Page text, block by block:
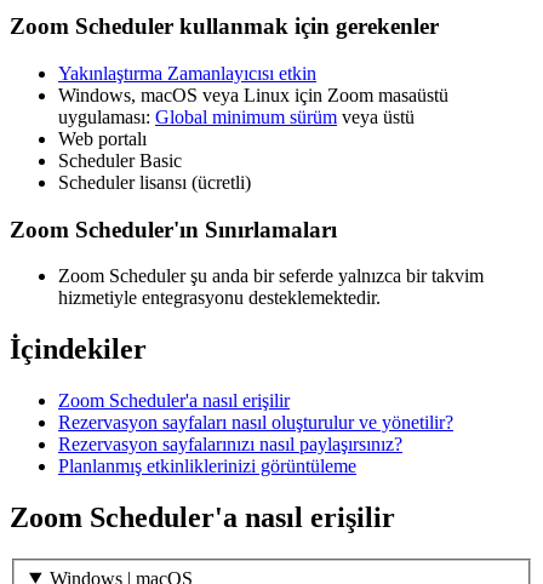
Zoom Scheduler kullanmak için gerekenler
Yakınlaştırma Zamanlayıcısı etkin
Windows, macOS veya Linux için Zoom masaüstü
uygulaması: Global minimum sürüm veya üstü
Web portalı
Scheduler Basic
Scheduler lisansı (ücretli)
Zoom Scheduler'ın Sınırlamaları
Zoom Scheduler şu anda bir seferde yalnızca bir takvim
hizmetiyle entegrasyonu desteklemektedir.
İçindekiler
Zoom Scheduler'a nasıl erişilir
Rezervasyon sayfaları nasıl oluşturulur ve yönetilir?
Rezervasyon sayfalarınızı nasıl paylaşırsınız?
Planlanmış etkinliklerinizi görüntüleme
Zoom Scheduler'a nasıl erişilir
Windows | macOS